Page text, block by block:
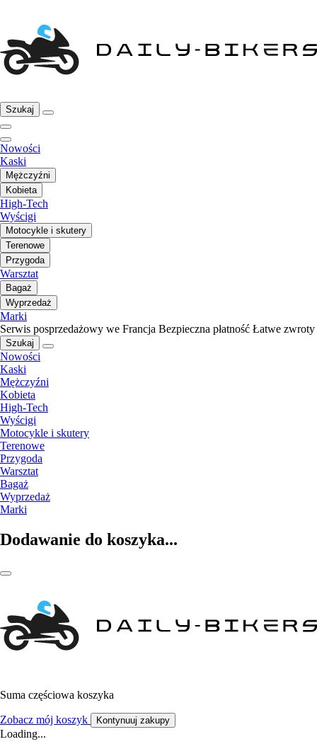
Szukaj
Nowości
Kaski
Mężczyźni
Kobieta
High-Tech
Wyścigi
Motocykle i skutery
Terenowe
Przygoda
Warsztat
Bagaż
Wyprzedaż
Marki
Serwis posprzedażowy we Francja Bezpieczna płatność Łatwe zwroty
Szukaj
Nowości
Kaski
Mężczyźni
Kobieta
High-Tech
Wyścigi
Motocykle i skutery
Terenowe
Przygoda
Warsztat
Bagaż
Wyprzedaż
Marki
Dodawanie do koszyka...
Suma częściowa koszyka
Zobacz mój koszyk Kontynuuj zakupy
Loading...